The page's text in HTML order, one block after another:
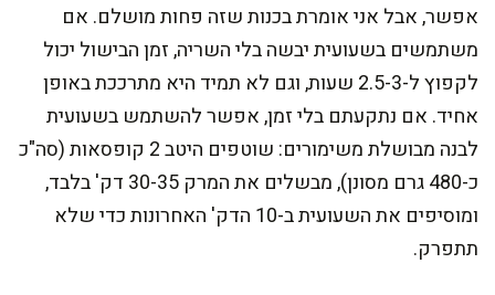
אפשר, אבל אני אומרת בכנות שזה פחות מושלם. אם
משתמשים בשעועית יבשה בלי השריה, זמן הבישול יכול
לקפוץ ל-2.5-3 שעות, וגם לא תמיד היא מתרככת באופן
אחיד. אם נתקעתם בלי זמן, אפשר להשתמש בשעועית
לבנה מבושלת משימורים: שוטפים היטב 2 קופסאות (סה"כ
כ-480 גרם מסונן), מבשלים את המרק 30-35 דק' בלבד,
ומוסיפים את השעועית ב-10 הדק' האחרונות כדי שלא
תתפרק.